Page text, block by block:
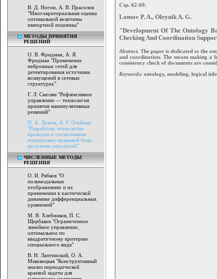
В. Д. Ногин, А. В. Прасолов
"Многокритериальная оценка
оптимальной величины
импортной пошлины"
МЕТОДЫ ПРИНЯТИЯ
РЕШЕНИЙ
О. В. Фридман, А. Я.
Фридман "Применение
нейронных сетей для
детектирования источника
возмущений в сетевых
структурах"
Г. Л. Смолян "Рефлексивное
управление — технология
принятия манипулятивных
решений"
П. А. Ломов, А. Г. Олейник
"Разработка технологии
проверки и согласования
нормативно-правовой базы
на основе онтологий"
ЧИСЛЕННЫЕ МЕТОДЫ
РЕШЕНИЯ
О. И. Рябков "О
полимодальных
отображениях и их
применении к хаотической
динамике дифференциальных
уравнений"
М. В. Хлебников, П. С.
Щербаков "Ограниченное
линейное управление,
оптимальное по
квадратичному критерию
специального вида"
В. Н. Лаптинский, О. А.
Маковецкая "Конструктивный
анализ периодической
краевой задачи для
Стр. 62-69.
Lomov P. A., Oleynik A. G.
"Development Of The Ontology
Checking And Coordination
Abstract. The paper is dedicated to the
and coordination. The means making
consistency check of documents are
Keywords: ontology, modeling, logical